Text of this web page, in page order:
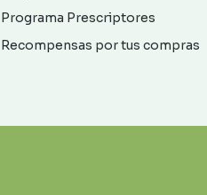
Programa Prescriptores
Recompensas por tus compras